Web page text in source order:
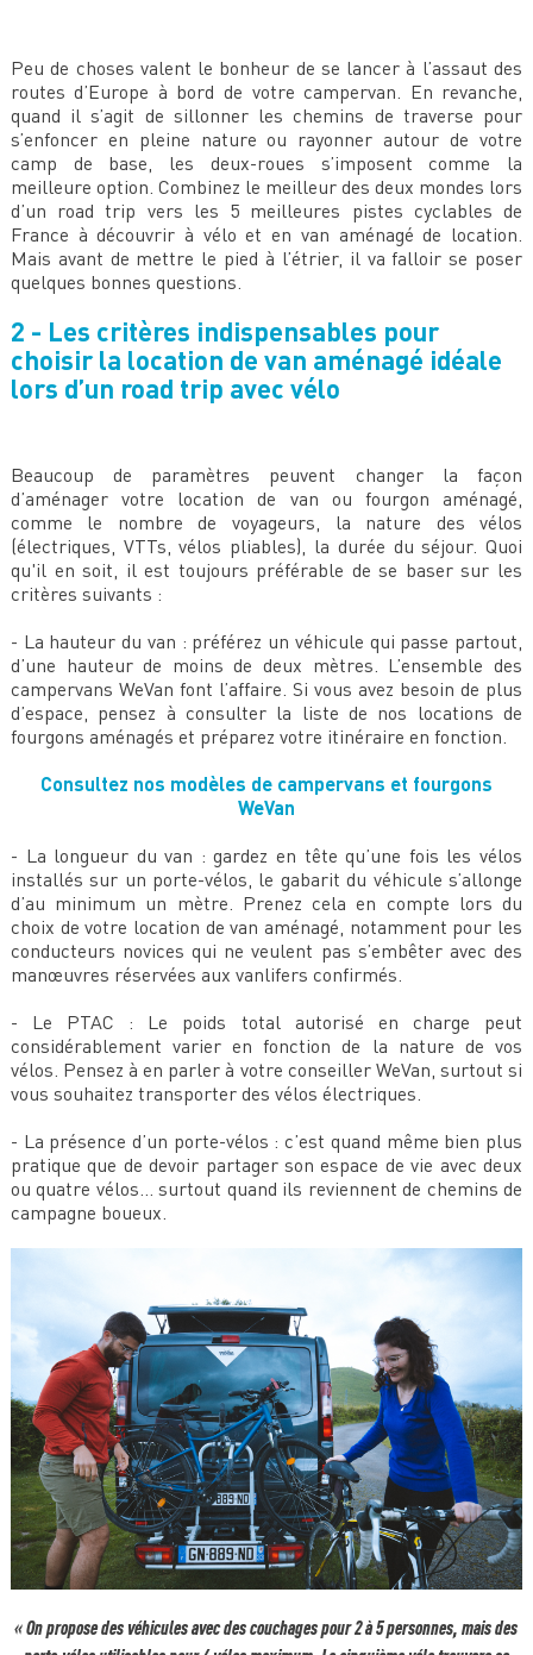
Peu de choses valent le bonheur de se lancer à l’assaut des
routes d’Europe à bord de votre campervan. En revanche,
quand il s’agit de sillonner les chemins de traverse pour
s’enfoncer en pleine nature ou rayonner autour de votre
camp de base, les deux-roues s’imposent comme la
meilleure option. Combinez le meilleur des deux mondes lors
d’un road trip vers les 5 meilleures pistes cyclables de
France à découvrir à vélo et en van aménagé de location.
Mais avant de mettre le pied à l’étrier, il va falloir se poser
quelques bonnes questions.
2 - Les critères indispensables pour
choisir la location de van aménagé idéale
lors d’un road trip avec vélo
Beaucoup de paramètres peuvent changer la façon
d’aménager votre location de van ou fourgon aménagé,
comme le nombre de voyageurs, la nature des vélos
(électriques, VTTs, vélos pliables), la durée du séjour. Quoi
qu'il en soit, il est toujours préférable de se baser sur les
critères suivants :
- La hauteur du van : préférez un véhicule qui passe partout,
d’une hauteur de moins de deux mètres. L’ensemble des
campervans WeVan font l’affaire. Si vous avez besoin de plus
d’espace, pensez à consulter la liste de nos locations de
fourgons aménagés et préparez votre itinéraire en fonction.
Consultez nos modèles de campervans et fourgons
WeVan
- La longueur du van : gardez en tête qu’une fois les vélos
installés sur un porte-vélos, le gabarit du véhicule s’allonge
d’au minimum un mètre. Prenez cela en compte lors du
choix de votre location de van aménagé, notamment pour les
conducteurs novices qui ne veulent pas s’embêter avec des
manœuvres réservées aux vanlifers confirmés.
- Le PTAC : Le poids total autorisé en charge peut
considérablement varier en fonction de la nature de vos
vélos. Pensez à en parler à votre conseiller WeVan, surtout si
vous souhaitez transporter des vélos électriques.
- La présence d’un porte-vélos : c’est quand même bien plus
pratique que de devoir partager son espace de vie avec deux
ou quatre vélos… surtout quand ils reviennent de chemins de
campagne boueux.
« On propose des véhicules avec des couchages pour 2 à 5 personnes, mais des